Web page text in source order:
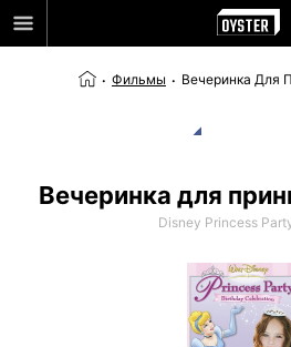
Фильмы Вечеринка Для
Вечеринка для
Disney Princess